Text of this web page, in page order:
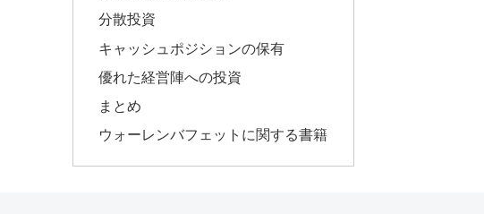
分散投資
キャッシュポジションの保有
優れた経営陣への投資
まとめ
ウォーレンバフェットに関する書籍